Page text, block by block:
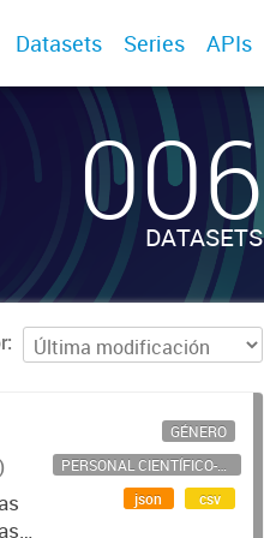
Datasets Series APIs
006
DATASETS
GÉNERO
PERSONAL CIENTÍFICO-TECNOLÓGICO
json
csv